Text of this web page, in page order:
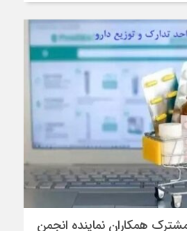
همکاران نماینده انجمن